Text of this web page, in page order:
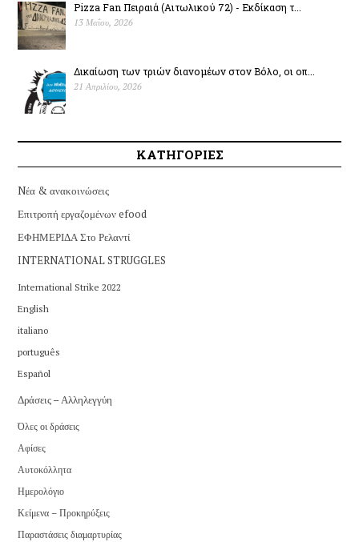
Pizza Fan Πειραιά (Αιτωλικού 72) - Εκδίκαση τ...
13 Μαΐου, 2026
Δικαίωση των τριών διανομέων στον Βόλο, οι οπ...
21 Απριλίου, 2026
ΚΑΤΗΓΟΡΙΕΣ
Nέα & ανακοινώσεις
Επιτροπή εργαζομένων efood
ΕΦΗΜΕΡΙΔΑ Στο Ρελαντί
INTERNATIONAL STRUGGLES
International Strike 2022
English
italiano
português
Español
Δράσεις – Αλληλεγγύη
Όλες οι δράσεις
Αφίσες
Αυτοκόλλητα
Ημερολόγιο
Κείμενα – Προκηρύξεις
Παραστάσεις διαμαρτυρίας